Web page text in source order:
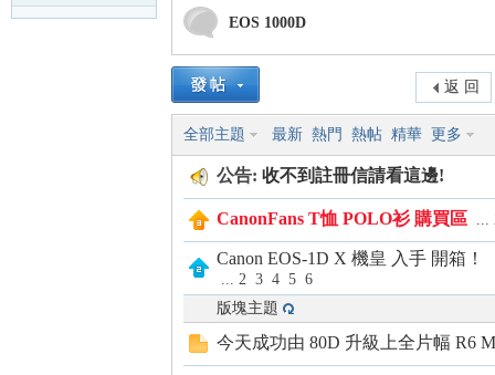
買轡
EOS 1000D
返 回
全部主題 最新 熱門 熱帖 精華 更多
公告: 收不到註冊信請看這邊!
CanonFans T恤 POLO衫 購買區 ...
Canon EOS-1D X 機皇 入手 開箱！
... 2 3 4 5 6
版塊主題
今天成功由 80D 升級上全片幅 R6